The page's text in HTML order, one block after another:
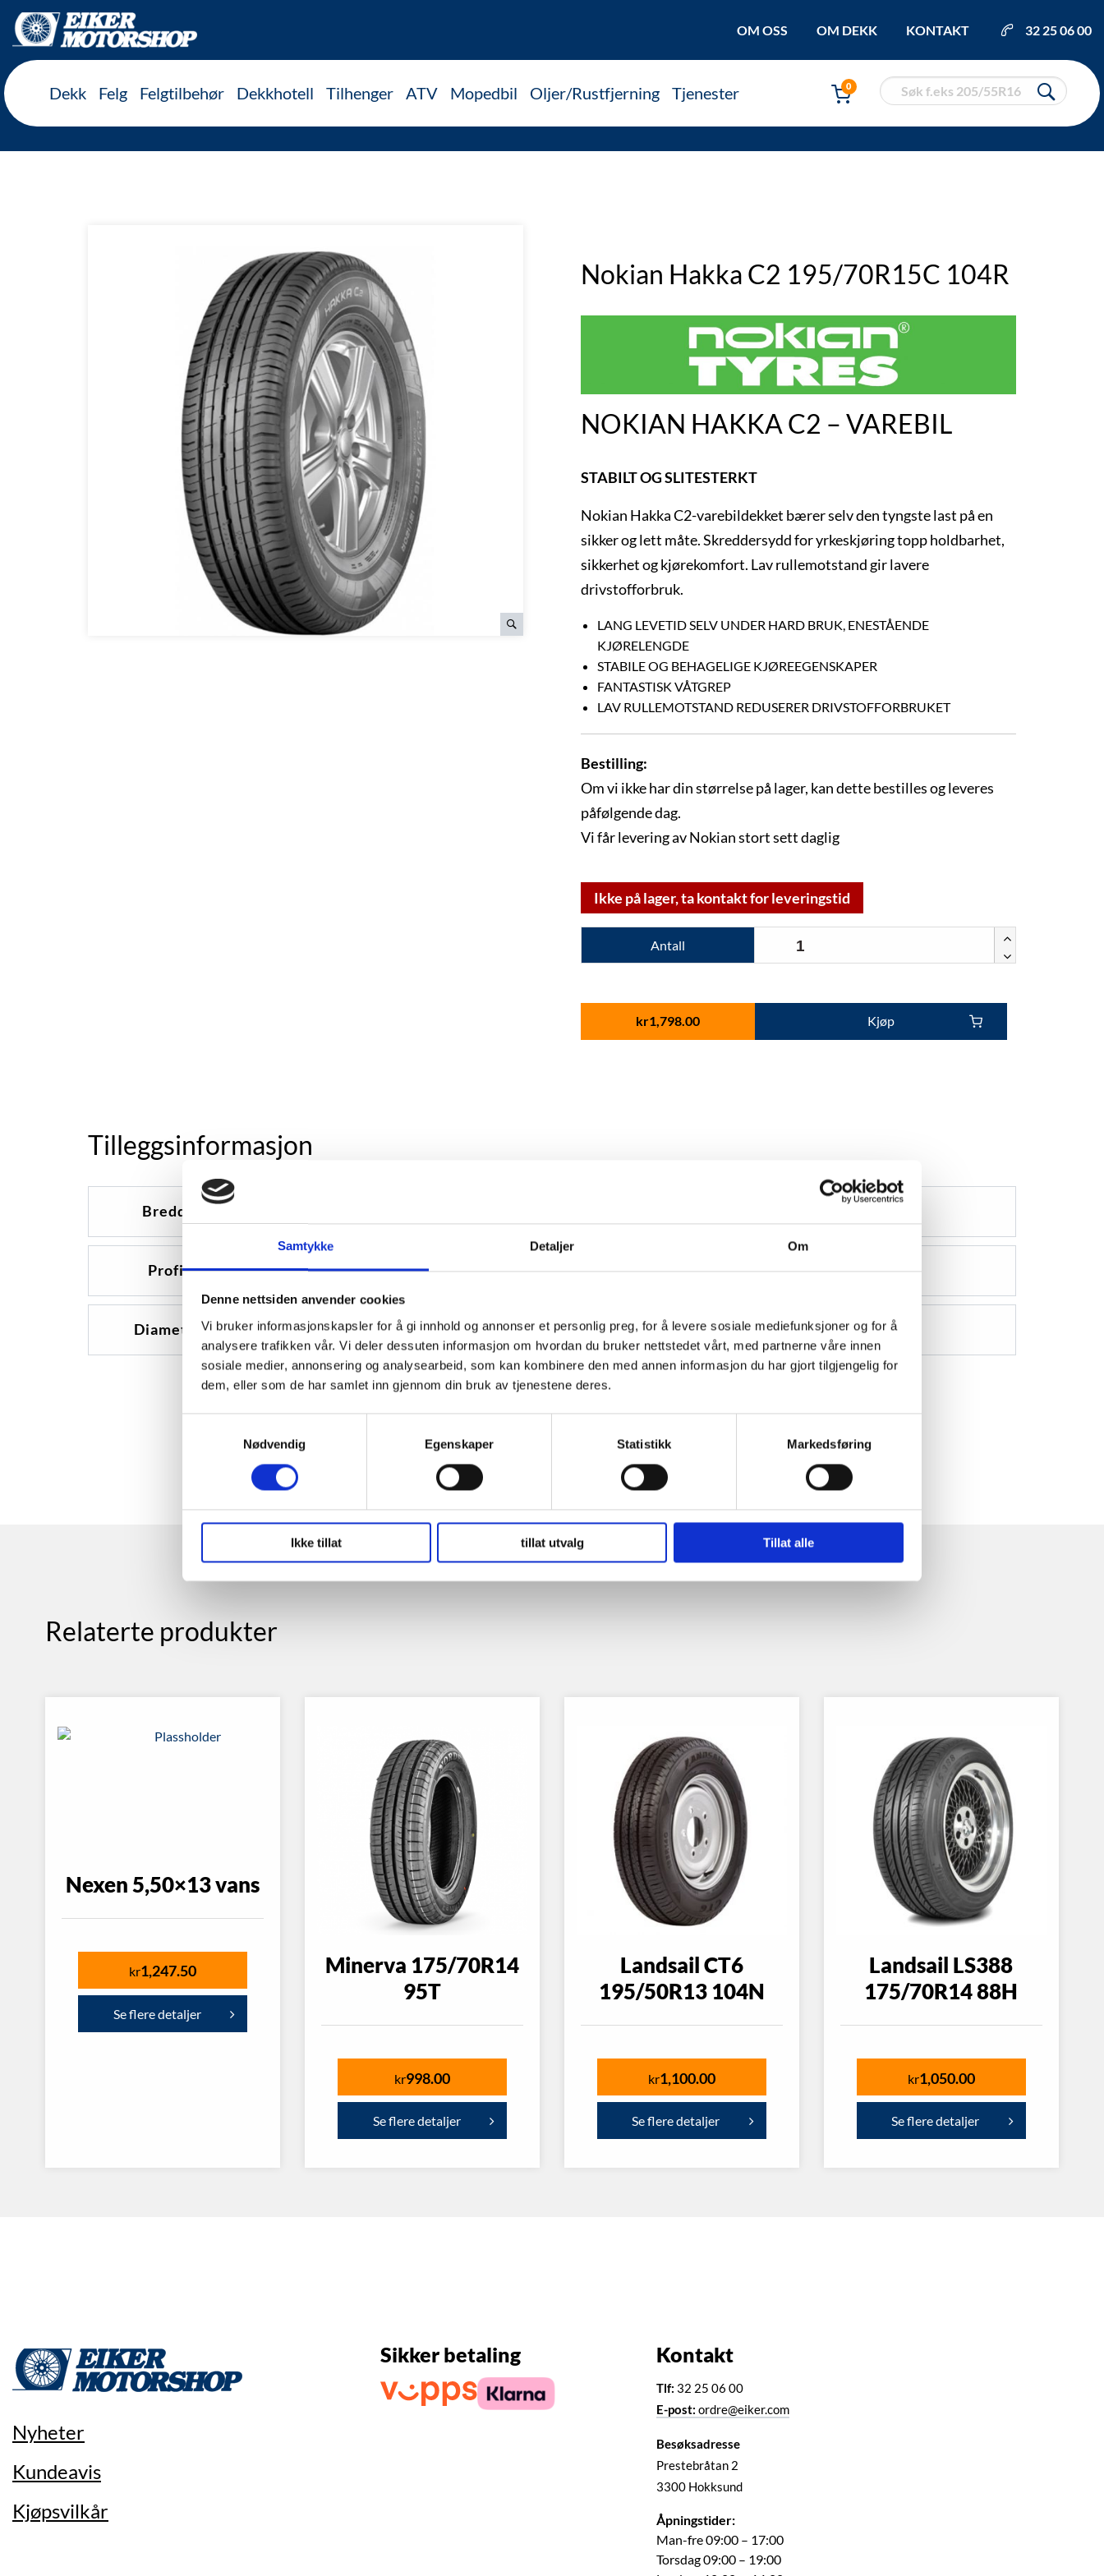
Samtykke Detaljer Om
Denne nettsiden anvender cookies
Vi bruker informasjonskapsler for å gi innhold og annonser et personlig preg, for å levere sosiale mediefunksjoner og for å
analysere trafikken vår. Vi deler dessuten informasjon om hvordan du bruker nettstedet vårt, med partnerne våre innen
sosiale medier, annonsering og analysearbeid, som kan kombinere den med annen informasjon du har gjort tilgjengelig for
dem, eller som de har samlet inn gjennom din bruk av tjenestene deres.
Nødvendig
Egenskaper Statistikk Markedsføring
Ikke tillat tillat utvalg Tillat alle
OM OSS OM DEKK KONTAKT 32 25 06 00
Dekk Felg Felgtilbehør Dekkhotell Tilhenger ATV Mopedbil Oljer/Rustfjerning Tjenester 0
Nokian Hakka C2 195/70R15C 104R
NOKIAN HAKKA C2 – VAREBIL
STABILT OG SLITESTERKT
Nokian Hakka C2-varebildekket bærer selv den tyngste last på en
sikker og lett måte. Skreddersydd for yrkeskjøring topp holdbarhet,
sikkerhet og kjørekomfort. Lav rullemotstand gir lavere
drivstofforbruk.
LANG LEVETID SELV UNDER HARD BRUK, ENESTÅENDE
KJØRELENGDE
STABILE OG BEHAGELIGE KJØREEGENSKAPER
FANTASTISK VÅTGREP
LAV RULLEMOTSTAND REDUSERER DRIVSTOFFORBRUKET
Bestilling:
Om vi ikke har din størrelse på lager, kan dette bestilles og leveres
påfølgende dag.
Vi får levering av Nokian stort sett daglig
Ikke på lager, ta kontakt for leveringstid
Antall
kr1,798.00
Inkl. mva
Kjøp
Tilleggsinformasjon
Bredde
Profil 70
Diameter 15
Relaterte produkter
Nexen 5,50×13 vans
kr1,247.50
Se flere detaljer
Minerva 175/70R14
95T
kr998.00
Se flere detaljer
Landsail CT6
195/50R13 104N
kr1,100.00
Se flere detaljer
Landsail LS388
175/70R14 88H
kr1,050.00
Se flere detaljer
Nyheter
Kundeavis
Kjøpsvilkår
Sikker betaling Kontakt
Tlf: 32 25 06 00
E-post: ordre@eiker.com
Besøksadresse
Prestebråtan 2
3300 Hokksund
Åpningstider:
Man-fre 09:00 – 17:00
Torsdag 09:00 – 19:00